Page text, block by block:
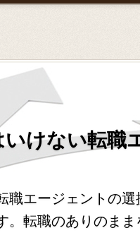
けない転職
職エージェントの
。転職のありのまま